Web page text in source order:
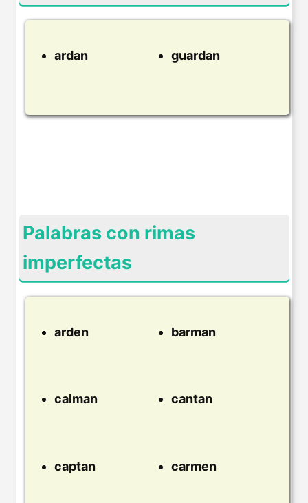
ardan guardan
Palabras con rimas
imperfectas
arden barman
calman cantan
captan carmen